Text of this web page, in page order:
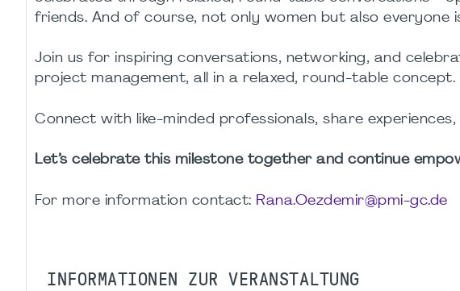
friends. And of course, not only women but also everyone
Join us for inspiring conversations, networking, and
project management, all in a relaxed, round-table concept.
Connect with like-minded professionals, share
Let’s celebrate this milestone together and continue
For more information contact: Rana.Oezdemir@pmi-gc.de
INFORMATIONEN ZUR VERANSTALTUNG